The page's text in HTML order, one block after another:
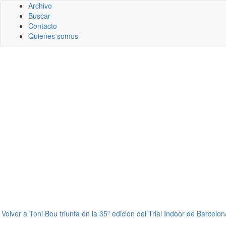
Archivo
Buscar
Contacto
Quienes somos
Volver a Toni Bou triunfa en la 35º edición del Trial Indoor de